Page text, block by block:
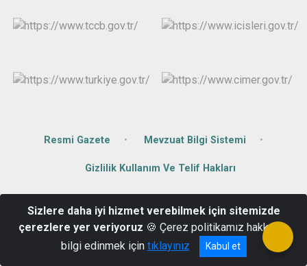
Resmi Gazete Mevzuat Bilgi Sistemi
Gizlilik Kullanım Ve Telif Hakları
0246 441 50 40
Sizlere daha iyi hizmet verebilmek için sitemizde
çerezlere yer veriyoruz 🍪 Çerez politikamız hakkında
bilgi edinmek için tıklayınız Kabul et